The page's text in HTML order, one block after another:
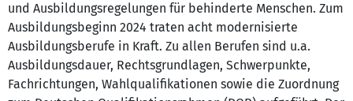
und Ausbildungsregelungen für behinderte Menschen. Zum
Ausbildungsbeginn 2024 traten acht modernisierte
Ausbildungsberufe in Kraft. Zu allen Berufen sind u.a.
Ausbildungsdauer, Rechtsgrundlagen, Schwerpunkte,
Fachrichtungen, Wahlqualifikationen sowie die Zuordnung